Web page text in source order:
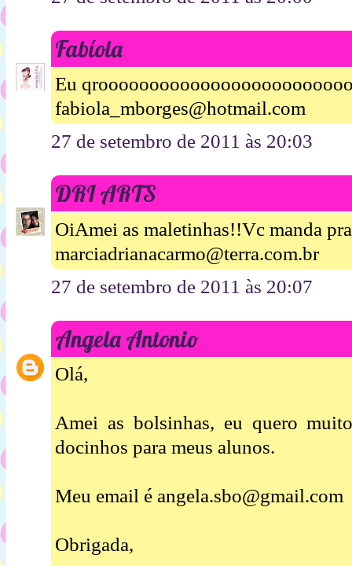
Fabíola
Eu
fabiola_mborges@hotmail.com
27 de setembro de 2011 às 20:03
DRI ARTS
OiAmei as maletinhas!!Vc manda
marciadrianacarmo@terra.com.br
27 de setembro de 2011 às 20:07
Angela Antonio
Olá,
Amei as bolsinhas, eu quero
docinhos para meus alunos.
Meu email é angela.sbo@gmail.com
Obrigada,